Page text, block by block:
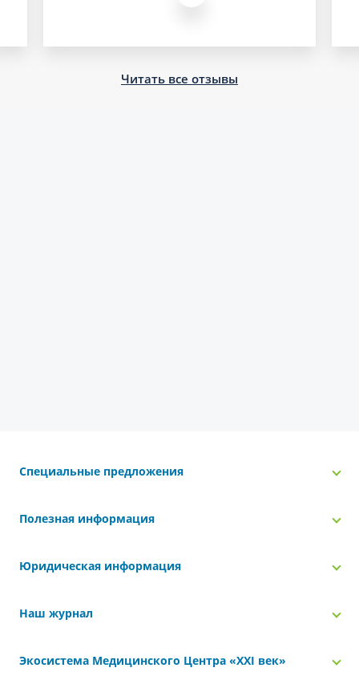
Читать все отзывы
Специальные предложения
Полезная информация
Юридическая информация
Наш журнал
Экосистема Медицинского Центра «‎XXI век»